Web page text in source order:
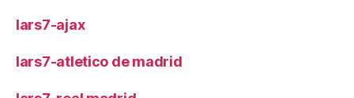
lars7-ajax
lars7-atletico de madrid